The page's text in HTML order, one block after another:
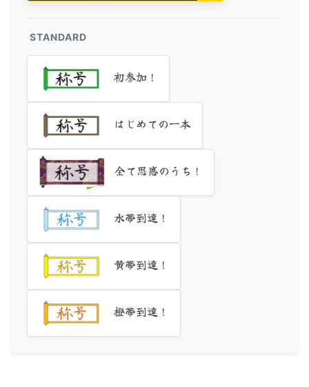
STANDARD
初参加！
はじめての一本
全て思惑のうち！
水帯到達！
黄帯到達！
橙帯到達！